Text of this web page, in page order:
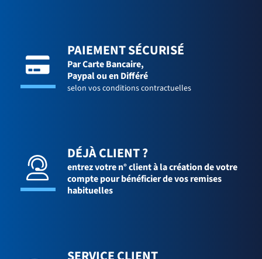
PAIEMENT SÉCURISÉ
Par Carte Bancaire,
Paypal ou en Différé
selon vos conditions contractuelles
DÉJÀ CLIENT ?
entrez votre n° client à la création de votre
compte pour bénéficier de vos remises
habituelles